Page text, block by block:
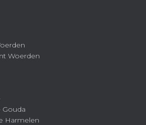
Woerden
Gouda
Harmelen